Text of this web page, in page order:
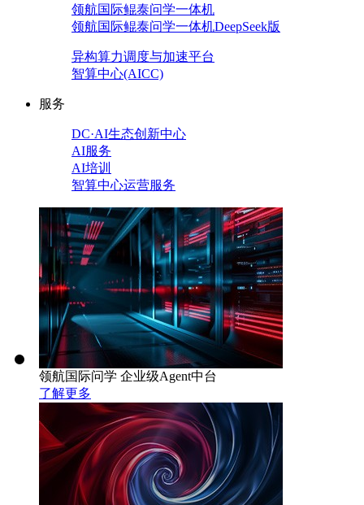
领航国际鲲泰问学一体机
领航国际鲲泰问学一体机DeepSeek版
异构算力调度与加速平台
智算中心(AICC)
服务
DC·AI生态创新中心
AI服务
AI培训
智算中心运营服务
领航国际问学 企业级Agent中台
了解更多